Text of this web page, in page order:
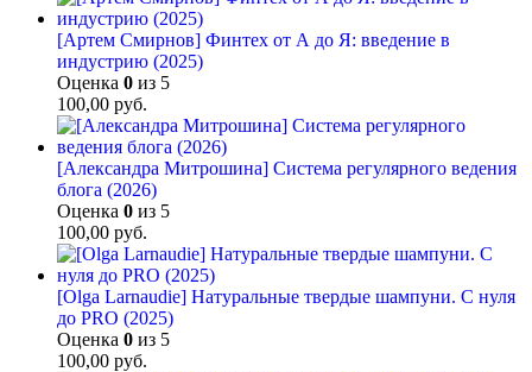
[Артем Смирнов] Финтех от А до Я: введение в
индустрию (2025)
Оценка 0 из 5
100,00 руб.
[Александра Митрошина] Система регулярного ведения
блога (2026)
Оценка 0 из 5
100,00 руб.
[Olga Larnaudie] Натуральные твердые шампуни. С нуля
до PRO (2025)
Оценка 0 из 5
100,00 руб.